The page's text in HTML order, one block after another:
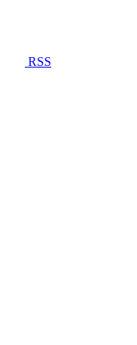
RSS